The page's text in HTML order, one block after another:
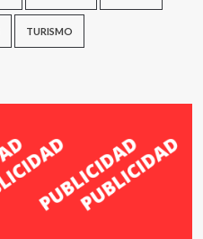
TURISMO